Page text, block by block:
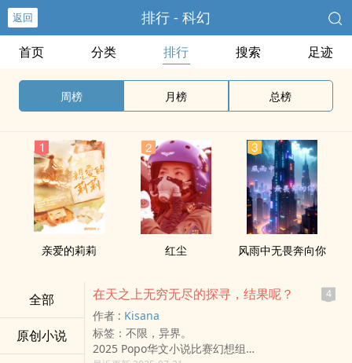
返回 排行 - 科幻
首页 分类 排行 搜索 足迹
周榜 月榜 总榜
亲爱的莉莉 红尘 风雨中无畏奔向你
全部
原创小说
在天之上无穷无尽的探寻，结果呢？ 4
作者 : Kisana
标签：不限，异界。
2025 Popo华文小说比赛幻想组